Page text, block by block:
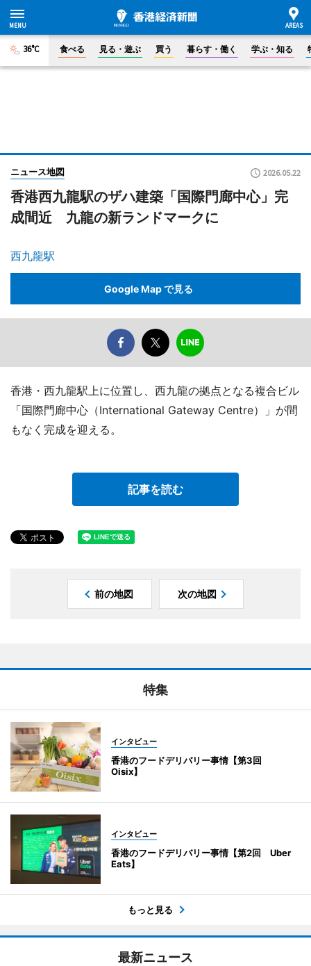
36°C 食べる 見る・遊ぶ 買う 暮らす・働く 学ぶ・知る
ニュース地図 2026.05.22
香港西九龍駅のザハ建築「国際門廊中心」完
成間近 九龍の新ランドマークに
西九龍駅
Google Map で見る
香港・西九龍駅上に位置し、西九龍の拠点となる複合ビル
「国際門廊中心（International Gateway Centre）」が間
もなく完成を迎える。
記事を読む
前の地図 次の地図
特集
インタビュー
香港のフードデリバリー事情【第3回
Oisix】
インタビュー
香港のフードデリバリー事情【第2回 Uber
Eats】
もっと見る
最新ニュース